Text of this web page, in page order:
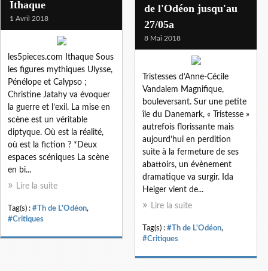
de l'Odéon jusqu'au
27/05a
8 Mai 2018
Tristesses d’Anne-Cécile
Vandalem Magnifique,
bouleversant. Sur une petite
île du Danemark, « Tristesse »
autrefois florissante mais
aujourd’hui en perdition
suite à la fermeture de ses
abattoirs, un évènement
dramatique va surgir. Ida
Heiger vient de...
Lire la suite
Tag(s) : #Th de L'Odéon,
#Critiques
Ithaque
1 Avril 2018
les5pieces.com Ithaque Sous
les figures mythiques Ulysse,
Pénélope et Calypso ;
Christine Jatahy va évoquer
la guerre et l’exil. La mise en
scène est un véritable
diptyque. Où est la réalité,
où est la fiction ? *Deux
espaces scéniques La scène
en bi...
Lire la suite
Tag(s) : #Th de L'Odéon,
#Critiques